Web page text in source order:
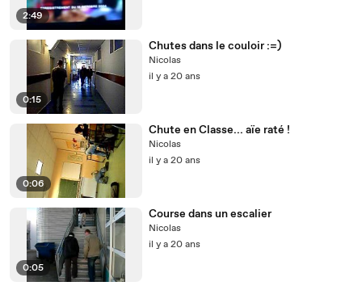
2:49
0:15
Chutes dans le couloir :=)
Nicolas
il y a 20 ans
0:06
Chute en Classe... aïe raté !
Nicolas
il y a 20 ans
0:05
Course dans un escalier
Nicolas
il y a 20 ans